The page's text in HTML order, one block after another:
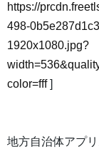
https://
498-
1920x1080.jpg?
color=fff]
地方自治体アプ